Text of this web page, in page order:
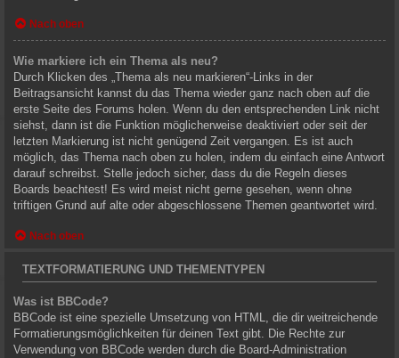
Nach oben
Wie markiere ich ein Thema als neu?
Durch Klicken des „Thema als neu markieren“-Links in der
Beitragsansicht kannst du das Thema wieder ganz nach oben auf die
erste Seite des Forums holen. Wenn du den entsprechenden Link nicht
siehst, dann ist die Funktion möglicherweise deaktiviert oder seit der
letzten Markierung ist nicht genügend Zeit vergangen. Es ist auch
möglich, das Thema nach oben zu holen, indem du einfach eine Antwort
darauf schreibst. Stelle jedoch sicher, dass du die Regeln dieses
Boards beachtest! Es wird meist nicht gerne gesehen, wenn ohne
triftigen Grund auf alte oder abgeschlossene Themen geantwortet wird.
Nach oben
TEXTFORMATIERUNG UND THEMENTYPEN
Was ist BBCode?
BBCode ist eine spezielle Umsetzung von HTML, die dir weitreichende
Formatierungsmöglichkeiten für deinen Text gibt. Die Rechte zur
Verwendung von BBCode werden durch die Board-Administration